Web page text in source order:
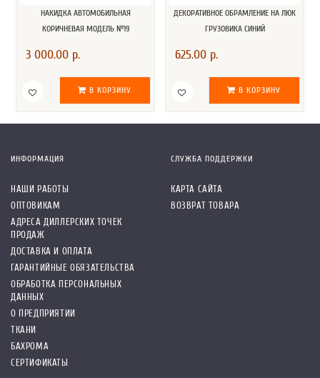
НАКИДКА АВТОМОБИЛЬНАЯ
КОРИЧНЕВАЯ МОДЕЛЬ №19
3 000.00 р.
В КОРЗИНУ
ДЕКОРАТИВНОЕ ОБРАМЛЕНИЕ НА ЛЮК
ГРУЗОВИКА СИНИЙ
625.00 р.
В КОРЗИНУ
ИНФОРМАЦИЯ
НАШИ РАБОТЫ
ОПТОВИКАМ
АДРЕСА ДИЛЛЕРСКИХ ТОЧЕК
ПРОДАЖ
ДОСТАВКА И ОПЛАТА
ГАРАНТИЙНЫЕ ОБЯЗАТЕЛЬСТВА
ОБРАБОТКА ПЕРСОНАЛЬНЫХ
ДАННЫХ
О ПРЕДПРИЯТИИ
ТКАНИ
БАХРОМА
СЕРТИФИКАТЫ
СЛУЖБА ПОДДЕРЖКИ
КАРТА САЙТА
ВОЗВРАТ ТОВАРА